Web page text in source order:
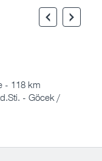
- 118 km
- Göcek /